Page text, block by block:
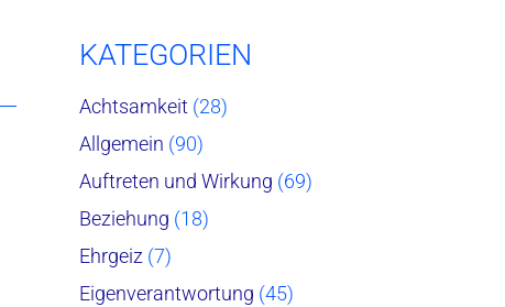
KATEGORIEN
Achtsamkeit (28)
Allgemein (90)
Auftreten und Wirkung (69)
Beziehung (18)
Ehrgeiz (7)
Eigenverantwortung (45)